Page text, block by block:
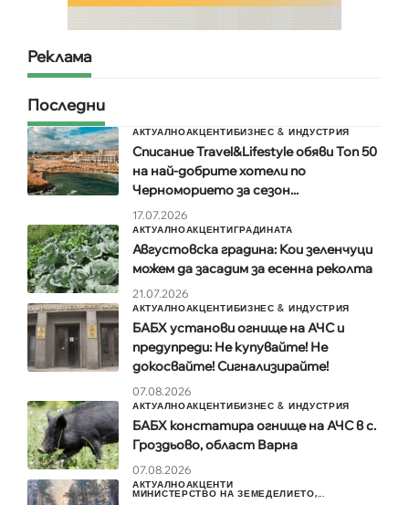
Реклама
Последни
АКТУАЛНОАКЦЕНТИБИЗНЕС & ИНДУСТРИЯ
Списание Travel&Lifestyle обяви Топ 50
на най-добрите хотели по
Черноморието за сезон...
17.07.2026
АКТУАЛНОАКЦЕНТИГРАДИНАТА
Августовска градина: Кои зеленчуци
можем да засадим за есенна реколта
21.07.2026
АКТУАЛНОАКЦЕНТИБИЗНЕС & ИНДУСТРИЯ
БАБХ установи огнище на АЧС и
предупреди: Не купувайте! Не
докосвайте! Сигнализирайте!
07.08.2026
АКТУАЛНОАКЦЕНТИБИЗНЕС & ИНДУСТРИЯ
БАБХ констатира огнище на АЧС в с.
Гроздьово, област Варна
07.08.2026
АКТУАЛНОАКЦЕНТИ
МИНИСТЕРСТВО НА ЗЕМЕДЕЛИЕТО,...